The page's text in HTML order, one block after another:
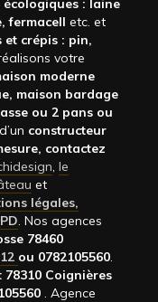
écologiques : laine
fermacell etc. et
et crépis : pin,
votre
moderne
maison bardage
ou 2 pans ou
constructeur
contactez
, le
et
légales,
. Nos agences
78460
ou 0782105560.
Coignières
. Agence